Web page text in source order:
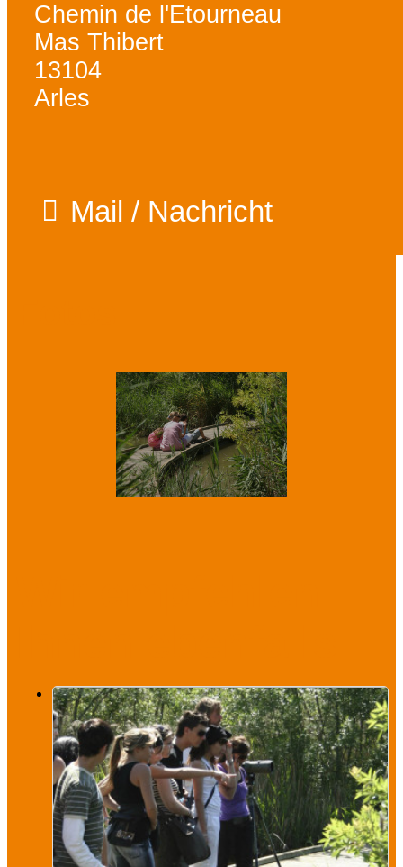
Chemin de l'Etourneau
Mas Thibert
13104
Arles
Mail / Nachricht